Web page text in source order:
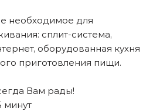
необходимое для
сплит-система,
оборудованная кухня
приготовления пищи.
Вам рады!
минут